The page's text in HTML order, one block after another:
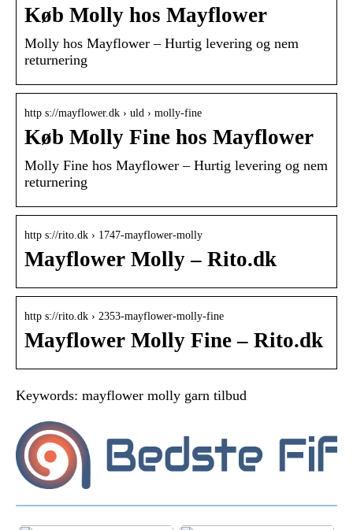
Køb Molly hos Mayflower
Molly hos Mayflower – Hurtig levering og nem
returnering
http s://mayflower.dk › uld › molly-fine
Køb Molly Fine hos Mayflower
Molly Fine hos Mayflower – Hurtig levering og nem
returnering
http s://rito.dk › 1747-mayflower-molly
Mayflower Molly – Rito.dk
http s://rito.dk › 2353-mayflower-molly-fine
Mayflower Molly Fine – Rito.dk
Keywords: mayflower molly garn tilbud